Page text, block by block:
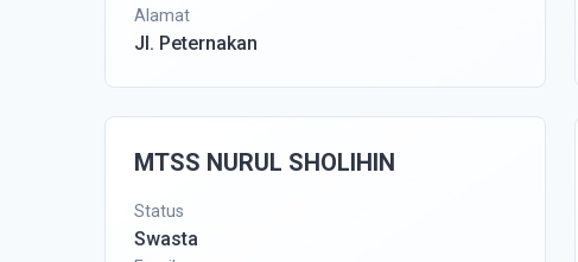
Alamat
Jl. Peternakan
MTSS NURUL SHOLIHIN
Status
Swasta